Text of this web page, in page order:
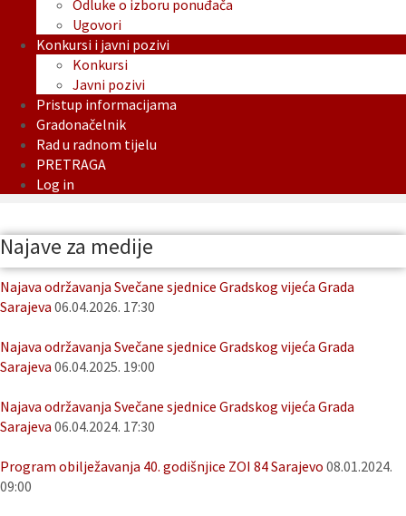
Odluke o izboru ponuđača
Ugovori
Konkursi i javni pozivi
Konkursi
Javni pozivi
Pristup informacijama
Gradonačelnik
Rad u radnom tijelu
PRETRAGA
Log in
Najave za medije
Najava održavanja Svečane sjednice Gradskog vijeća Grada
Sarajeva 06.04.2026. 17:30
Najava održavanja Svečane sjednice Gradskog vijeća Grada
Sarajeva 06.04.2025. 19:00
Najava održavanja Svečane sjednice Gradskog vijeća Grada
Sarajeva 06.04.2024. 17:30
Program obilježavanja 40. godišnjice ZOI 84 Sarajevo 08.01.2024.
09:00